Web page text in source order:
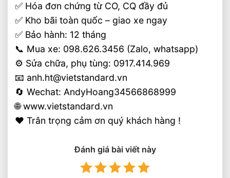
✅ Hóa đơn chứng từ CO, CQ đầy đủ
✅ Kho bãi toàn quốc – giao xe ngay
✅ Bảo hành: 12 tháng
📞 Mua xe: 098.626.3456 (Zalo, whatsapp)
⚙️ Sửa chữa, phụ tùng: 0917.414.969
📧 anh.ht@vietstandard.vn
🔄 Wechat: AndyHoang34566868999
🌐 www.vietstandard.vn
❤️ Trân trọng cảm ơn quý khách hàng !
Đánh giá bài viết này